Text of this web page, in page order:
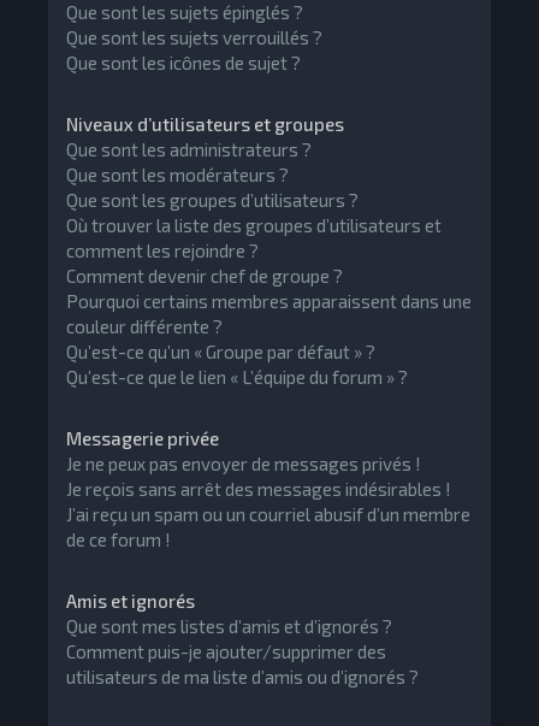
Que sont les sujets épinglés ?
Que sont les sujets verrouillés ?
Que sont les icônes de sujet ?
Niveaux d’utilisateurs et groupes
Que sont les administrateurs ?
Que sont les modérateurs ?
Que sont les groupes d’utilisateurs ?
Où trouver la liste des groupes d’utilisateurs et
comment les rejoindre ?
Comment devenir chef de groupe ?
Pourquoi certains membres apparaissent dans une
couleur différente ?
Qu’est-ce qu’un « Groupe par défaut » ?
Qu’est-ce que le lien « L’équipe du forum » ?
Messagerie privée
Je ne peux pas envoyer de messages privés !
Je reçois sans arrêt des messages indésirables !
J’ai reçu un spam ou un courriel abusif d’un membre
de ce forum !
Amis et ignorés
Que sont mes listes d’amis et d’ignorés ?
Comment puis-je ajouter/supprimer des
utilisateurs de ma liste d’amis ou d’ignorés ?